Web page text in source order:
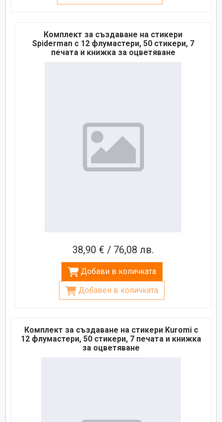
Комплект за създаване на стикери
Spiderman с 12 флумастери, 50 стикери, 7
печата и книжка за оцветяване
38,90 € / 76,08 лв.
Добави в количката
Добавен в количката
Комплект за създаване на стикери Kuromi с
12 флумастери, 50 стикери, 7 печата и книжка
за оцветяване